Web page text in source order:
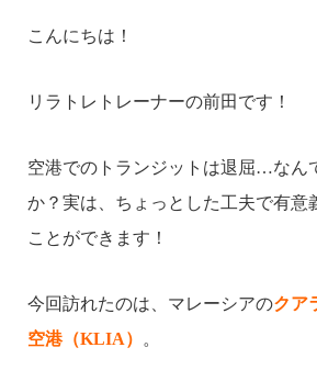
こんにちは！
リラトレトレーナーの前田です！
空港でのトランジットは退屈…なん
か？実は、ちょっとした工夫で有意
ことができます！
今回訪れたのは、マレーシアのクア
空港（KLIA）
。